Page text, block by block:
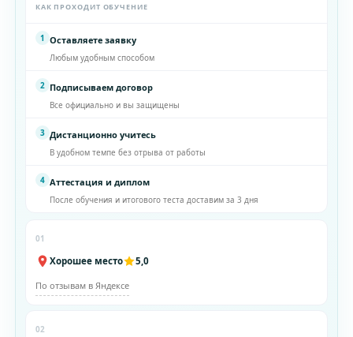
КАК ПРОХОДИТ ОБУЧЕНИЕ
1 Оставляете заявку
Любым удобным способом
2 Подписываем договор
Все официально и вы защищены
3 Дистанционно учитесь
В удобном темпе без отрыва от работы
4 Аттестация и диплом
После обучения и итогового теста доставим за 3 дня
01
Хорошее место 5,0
По отзывам в Яндексе
02